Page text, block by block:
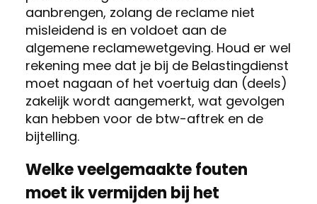
aanbrengen, zolang de reclame niet
misleidend is en voldoet aan de
algemene reclamewetgeving. Houd er wel
rekening mee dat je bij de Belastingdienst
moet nagaan of het voertuig dan (deels)
zakelijk wordt aangemerkt, wat gevolgen
kan hebben voor de btw-aftrek en de
bijtelling.
Welke veelgemaakte fouten
moet ik vermijden bij het